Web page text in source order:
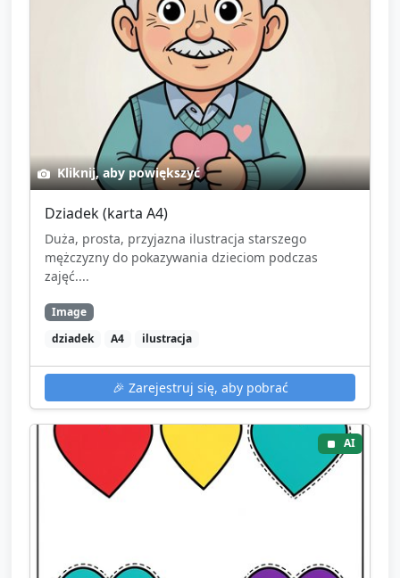
Kliknij, aby powiększyć
Dziadek (karta A4)
Duża, prosta, przyjazna ilustracja starszego
mężczyzny do pokazywania dzieciom podczas
zajęć....
Image
dziadek
A4 ilustracja
🎉 Zarejestruj się, aby pobrać
AI